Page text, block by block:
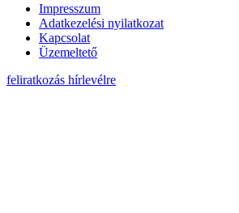
Impresszum
Adatkezelési nyilatkozat
Kapcsolat
Üzemeltető
feliratkozás hírlevélre